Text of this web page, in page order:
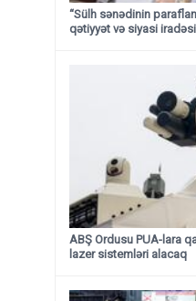
“Sülh sənədinin
qətiyyət və siyasi
ABŞ Ordusu PUA-lara
lazer sistemləri alacaq